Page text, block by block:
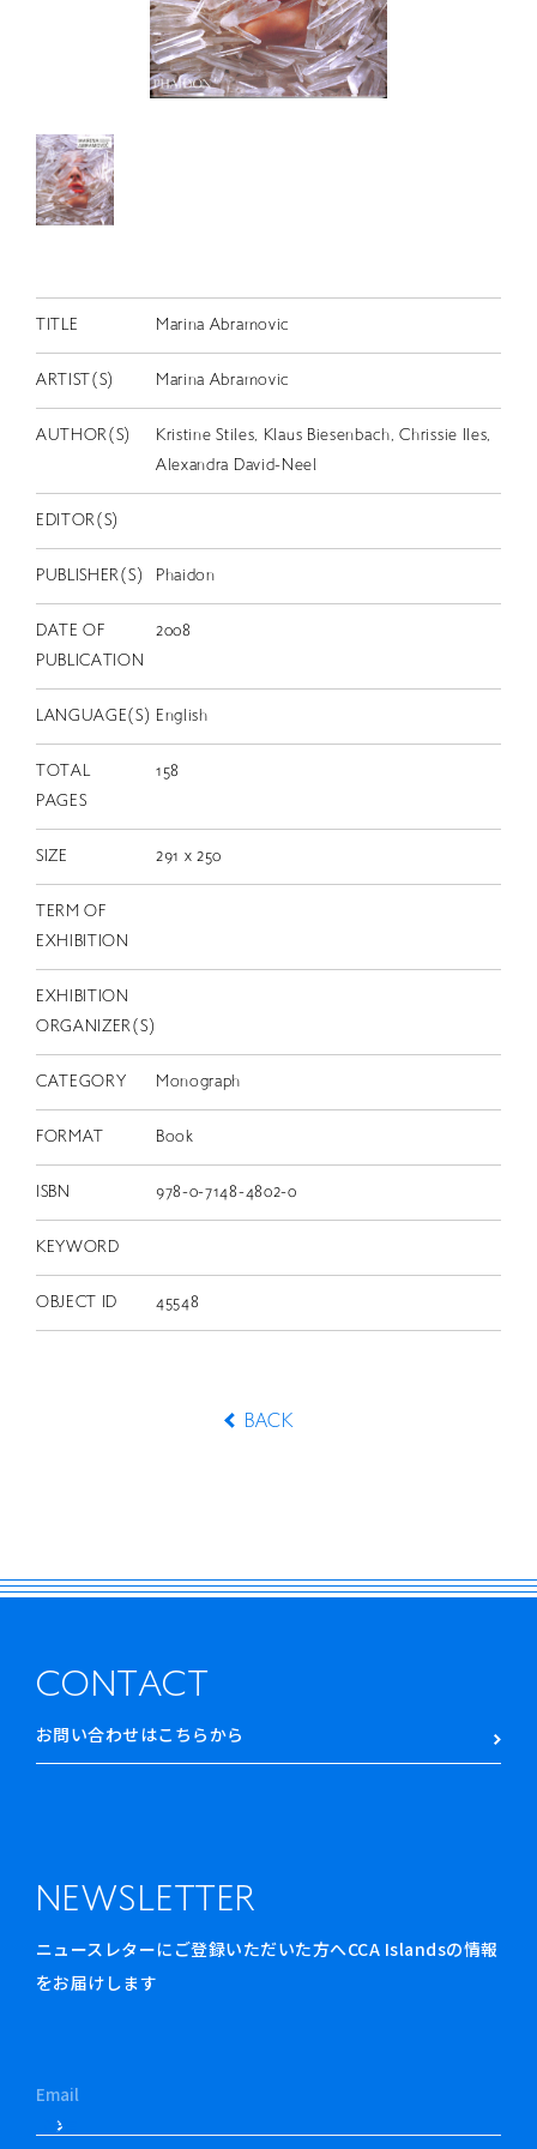
RETRACE
コンサート
出版物
動画
CONTACT
JP
TITLE Marina Abramovic
ARTIST(S) Marina Abramovic
AUTHOR(S)
Kristine Stiles, Klaus Biesenbach, Chrissie Iles,
Alexandra David-Neel
EDITOR(S)
PUBLISHER(S) Phaidon
DATE OF
PUBLICATION
2008
LANGUAGE(S) English
TOTAL
PAGES
158
SIZE 291 x 250
TERM OF
EXHIBITION
EXHIBITION
ORGANIZER(S)
CATEGORY Monograph
FORMAT Book
ISBN 978-0-7148-4802-0
KEYWORD
OBJECT ID 45548
BACK
CONTACT
お問い合わせはこちらから
NEWSLETTER
ニュースレターにご登録いただいた方へCCA Islandsの情報
をお届けします